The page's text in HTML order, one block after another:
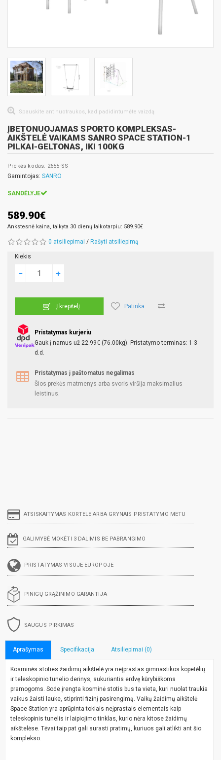
Spauskite ant nuotraukos, kad padidintumėte vaizdą
ĮBETONUOJAMAS SPORTO KOMPLEKSAS-
AIKŠTELĖ VAIKAMS SANRO SPACE STATION-1
PILKAI-GELTONAS, IKI 100KG
Prekės kodas: 2655-SS
Gamintojas: SANRO
SANDĖLYJE
589.90€
Ankstesnė kaina, taikyta 30 dienų laikotarpiu: 589.90€
0 atsiliepimai / Rašyti atsiliepimą
Kiekis
Į krepšelį Patinka
Pristatymas kurjeriu
Gauk į namus už 22.99€ (76.00kg). Pristatymo terminas: 1-3
d.d.
Pristatymas į paštomatus negalimas
Šios prekės matmenys arba svoris viršija maksimalius
leistinus.
ATSISKAITYMAS KORTELE ARBA GRYNAIS PRISTATYMO METU
GALIMYBĖ MOKĖTI 3 DALIMIS BE PABRANGIMO
PRISTATYMAS VISOJE EUROPOJE
PINIGŲ GRĄŽINIMO GARANTIJA
SAUGUS PIRKIMAS
Aprašymas Specifikacija Atsiliepimai (0)
Kosminės stoties žaidimų aikštelė yra neįprastas gimnastikos kopetėlių
ir teleskopinio tunelio derinys, sukuriantis erdvę kūrybiškoms
pramogoms. Sode įrengta kosminė stotis bus ta vieta, kuri nuolat traukia
vaikus žaisti lauke, stiprinti fizinį pasirengimą. Vaikų žaidimų aikštelė
Space Station yra aprūpinta tokiais neįprastais elementais kaip
teleskopinis tunelis ir laipiojimo tinklas, kurio nėra kitose žaidimų
aikštelėse. Tėvai taip pat gali surasti pratimų, kuriuos gali atlikti ant šio
komplekso.